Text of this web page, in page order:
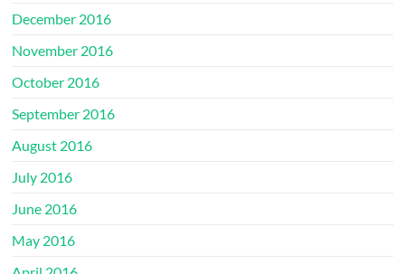
December 2016
November 2016
October 2016
September 2016
August 2016
July 2016
June 2016
May 2016